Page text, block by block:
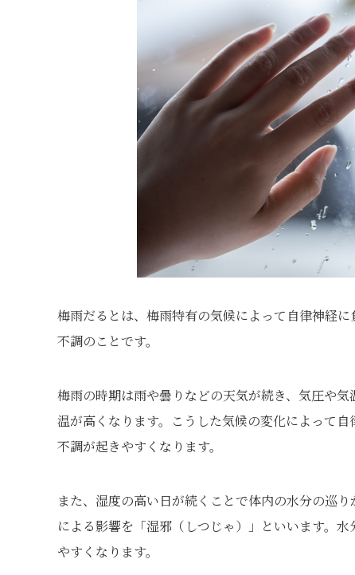
梅雨だるとは、梅雨特有の気候によって自律神経
不調のことです。
梅雨の時期は雨や曇りなどの天気が続き、気圧や
温が高くなります。こうした気候の変化によって
不調が起きやすくなります。
また、湿度の高い日が続くことで体内の水分の巡
による影響を「湿邪（しつじゃ）」といいます。
やすくなります。